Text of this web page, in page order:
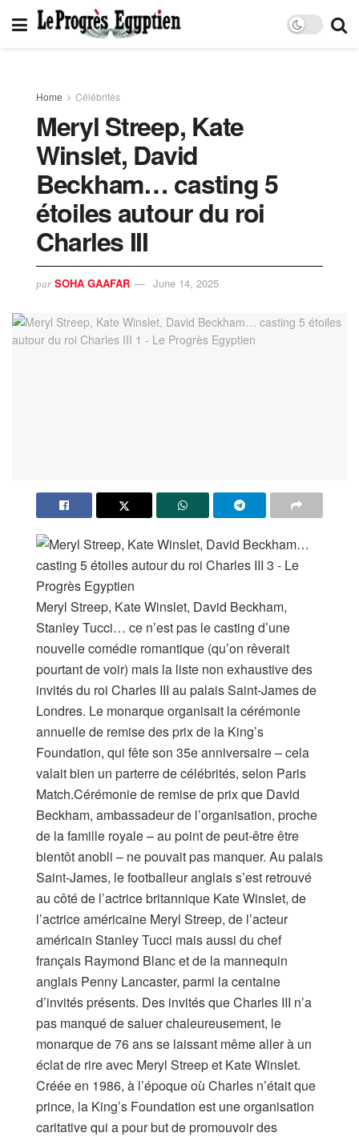
Home Célébrités
Meryl Streep, Kate
Winslet, David
Beckham… casting 5
étoiles autour du roi
Charles III
par SOHA GAAFAR June 14, 2025
Meryl Streep, Kate Winslet, David Beckham,
Stanley Tucci… ce n’est pas le casting d’une
nouvelle comédie romantique (qu’on rêverait
pourtant de voir) mais la liste non exhaustive des
invités du roi Charles III au palais Saint-James de
Londres. Le monarque organisait la cérémonie
annuelle de remise des prix de la King’s
Foundation, qui fête son 35e anniversaire – cela
valait bien un parterre de célébrités, selon Paris
Match.Cérémonie de remise de prix que David
Beckham, ambassadeur de l’organisation, proche
de la famille royale – au point de peut-être être
bientôt anobli – ne pouvait pas manquer. Au palais
Saint-James, le footballeur anglais s’est retrouvé
au côté de l’actrice britannique Kate Winslet, de
l’actrice américaine Meryl Streep, de l’acteur
américain Stanley Tucci mais aussi du chef
français Raymond Blanc et de la mannequin
anglais Penny Lancaster, parmi la centaine
d’invités présents. Des invités que Charles III n’a
pas manqué de saluer chaleureusement, le
monarque de 76 ans se laissant même aller à un
éclat de rire avec Meryl Streep et Kate Winslet.
Créée en 1986, à l’époque où Charles n’était que
prince, la King’s Foundation est une organisation
caritative qui a pour but de promouvoir des